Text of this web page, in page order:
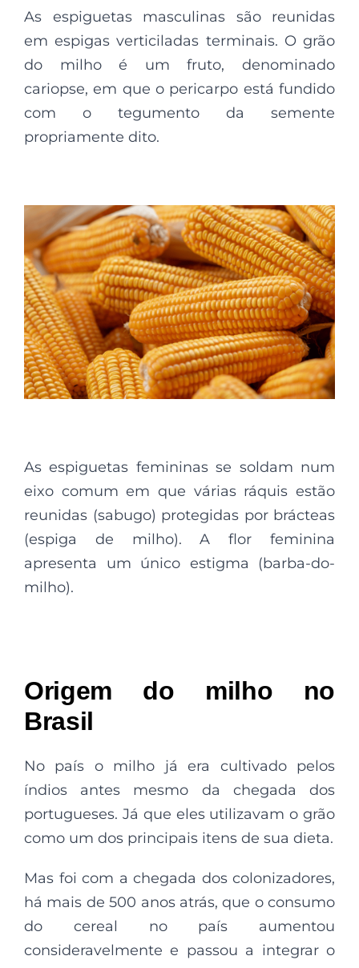
As espiguetas masculinas são reunidas
em espigas verticiladas terminais. O grão
do milho é um fruto, denominado
cariopse, em que o pericarpo está fundido
com o tegumento da semente
propriamente dito.
As espiguetas femininas se soldam num
eixo comum em que várias ráquis estão
reunidas (sabugo) protegidas por brácteas
(espiga de milho). A flor feminina
apresenta um único estigma (barba-do-
milho).
Origem do milho no
Brasil
No país o milho já era cultivado pelos
índios antes mesmo da chegada dos
portugueses. Já que eles utilizavam o grão
como um dos principais itens de sua dieta.
Mas foi com a chegada dos colonizadores,
há mais de 500 anos atrás, que o consumo
do cereal no país aumentou
consideravelmente e passou a integrar o